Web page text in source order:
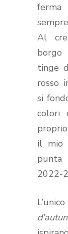
Al
borgo
tinge
rosso
si
colori
il mio
punta
2022-